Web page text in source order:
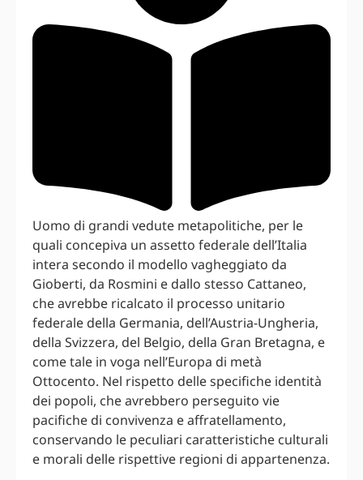
Uomo di grandi vedute metapolitiche, per le
quali concepiva un assetto federale dell’Italia
intera secondo il modello vagheggiato da
Gioberti, da Rosmini e dallo stesso Cattaneo,
che avrebbe ricalcato il processo unitario
federale della Germania, dell’Austria-Ungheria,
della Svizzera, del Belgio, della Gran Bretagna, e
come tale in voga nell’Europa di metà
Ottocento. Nel rispetto delle specifiche identità
dei popoli, che avrebbero perseguito vie
pacifiche di convivenza e affratellamento,
conservando le peculiari caratteristiche culturali
e morali delle rispettive regioni di appartenenza.